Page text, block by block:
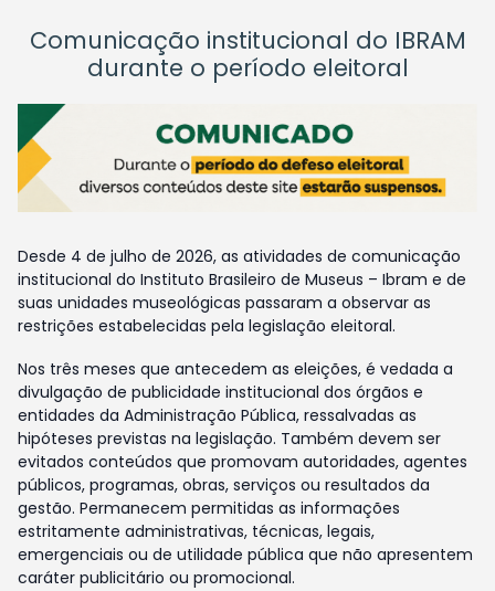
Comunicação institucional do IBRAM
durante o período eleitoral
Desde 4 de julho de 2026, as atividades de comunicação
institucional do Instituto Brasileiro de Museus – Ibram e de
suas unidades museológicas passaram a observar as
restrições estabelecidas pela legislação eleitoral.
Nos três meses que antecedem as eleições, é vedada a
divulgação de publicidade institucional dos órgãos e
entidades da Administração Pública, ressalvadas as
hipóteses previstas na legislação. Também devem ser
evitados conteúdos que promovam autoridades, agentes
públicos, programas, obras, serviços ou resultados da
gestão. Permanecem permitidas as informações
estritamente administrativas, técnicas, legais,
emergenciais ou de utilidade pública que não apresentem
caráter publicitário ou promocional.